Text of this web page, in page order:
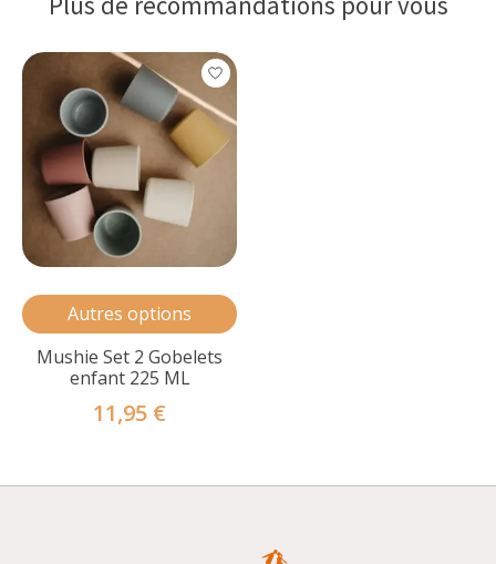
Articles du carrousel de produits
Autres options
Mushie Set 2 Gobelets
enfant 225 ML
11,95 €